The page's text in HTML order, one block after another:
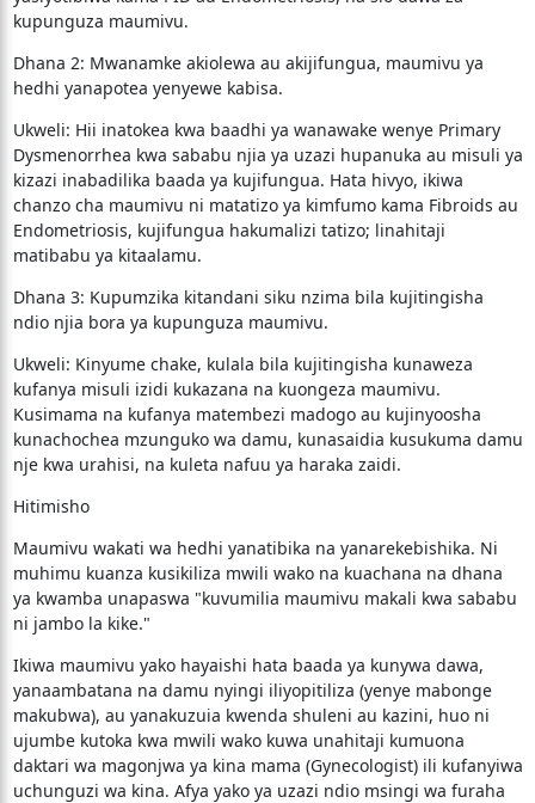
kupunguza maumivu.
​Dhana 2: Mwanamke akiolewa au akijifungua, maumivu ya
hedhi yanapotea yenyewe kabisa.
​Ukweli: Hii inatokea kwa baadhi ya wanawake wenye Primary
Dysmenorrhea kwa sababu njia ya uzazi hupanuka au misuli ya
kizazi inabadilika baada ya kujifungua. Hata hivyo, ikiwa
chanzo cha maumivu ni matatizo ya kimfumo kama Fibroids au
Endometriosis, kujifungua hakumalizi tatizo; linahitaji
matibabu ya kitaalamu.
​Dhana 3: Kupumzika kitandani siku nzima bila kujitingisha
ndio njia bora ya kupunguza maumivu.
​Ukweli: Kinyume chake, kulala bila kujitingisha kunaweza
kufanya misuli izidi kukazana na kuongeza maumivu.
Kusimama na kufanya matembezi madogo au kujinyoosha
kunachochea mzunguko wa damu, kunasaidia kusukuma damu
nje kwa urahisi, na kuleta nafuu ya haraka zaidi.
​Hitimisho
​Maumivu wakati wa hedhi yanatibika na yanarekebishika. Ni
muhimu kuanza kusikiliza mwili wako na kuachana na dhana
ya kwamba unapaswa "kuvumilia maumivu makali kwa sababu
ni jambo la kike."
​Ikiwa maumivu yako hayaishi hata baada ya kunywa dawa,
yanaambatana na damu nyingi iliyopitiliza (yenye mabonge
makubwa), au yanakuzuia kwenda shuleni au kazini, huo ni
ujumbe kutoka kwa mwili wako kuwa unahitaji kumuona
daktari wa magonjwa ya kina mama (Gynecologist) ili kufanyiwa
uchunguzi wa kina. Afya yako ya uzazi ndio msingi wa furaha